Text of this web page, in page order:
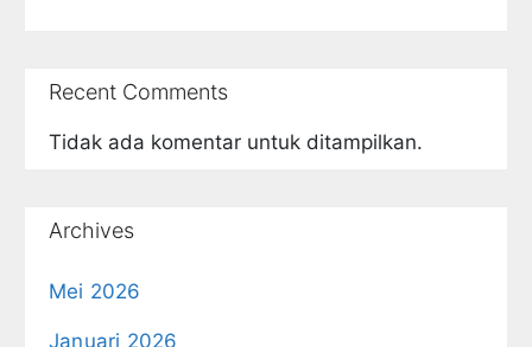
Recent Comments
Tidak ada komentar untuk ditampilkan.
Archives
Mei 2026
Januari 2026